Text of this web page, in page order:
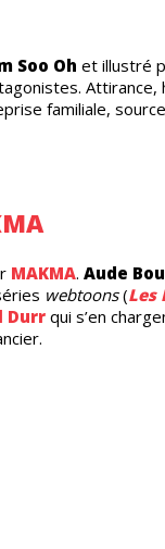
Soo Oh et illustré
familiale,
MAKMA. Aude
webtoons(Les
Durr qui s’en